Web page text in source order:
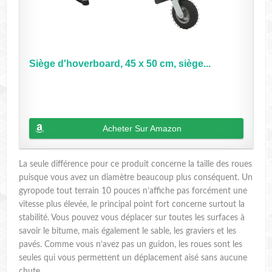
Siège d'hoverboard, 45 x 50 cm, siège...
Acheter Sur Amazon
La seule différence pour ce produit concerne la taille des roues
puisque vous avez un diamètre beaucoup plus conséquent. Un
gyropode tout terrain 10 pouces n’affiche pas forcément une
vitesse plus élevée, le principal point fort concerne surtout la
stabilité. Vous pouvez vous déplacer sur toutes les surfaces à
savoir le bitume, mais également le sable, les graviers et les
pavés. Comme vous n’avez pas un guidon, les roues sont les
seules qui vous permettent un déplacement aisé sans aucune